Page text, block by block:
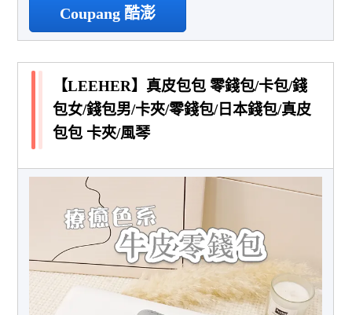
Coupang 酷澎
【LEEHER】真皮包包 零錢包/卡包/錢
包女/錢包男/卡夾/零錢包/日本錢包/真皮
包包 卡夾/風琴